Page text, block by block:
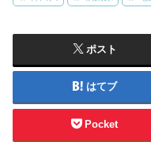
ポスト
はてブ
Pocket